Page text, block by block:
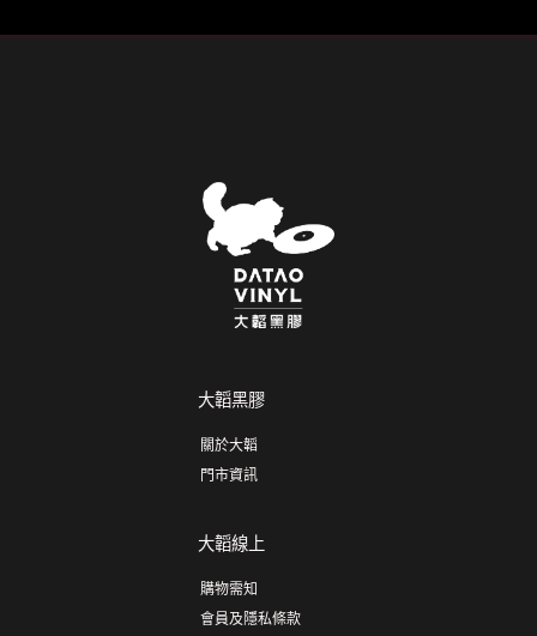
NT$ 1,030
發行/補貨日: 2026-10-10
全新黑膠